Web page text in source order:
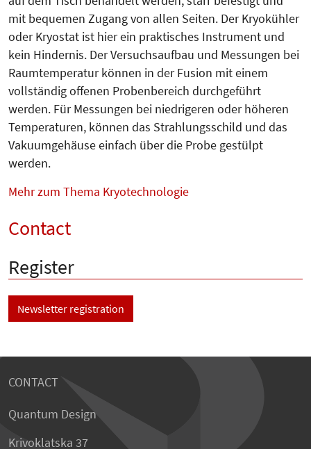
mit bequemen Zugang von allen Seiten. Der Kryokühler
oder Kryostat ist hier ein praktisches Instrument und
kein Hindernis. Der Versuchsaufbau und Messungen bei
Raumtemperatur können in der Fusion mit einem
vollständig offenen Probenbereich durchgeführt
werden. Für Messungen bei niedrigeren oder höheren
Temperaturen, können das Strahlungsschild und das
Vakuumgehäuse einfach über die Probe gestülpt
werden.
Mehr zum Thema Kryotechnologie
Contact
Register
Newsletter registration
CONTACT
Quantum Design
Krivoklatska 37